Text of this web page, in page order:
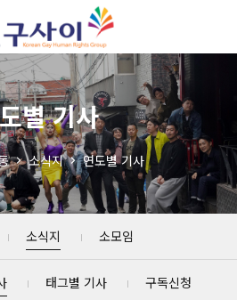
별 기사
소식지 연도별 기사
소식지 소모임
태그별 기사 구독신청